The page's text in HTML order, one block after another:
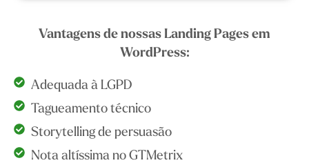
Vantagens de nossas Landing Pages em
WordPress:
Adequada à LGPD
Tagueamento técnico
Storytelling de persuasão
Nota altíssima no GTMetrix